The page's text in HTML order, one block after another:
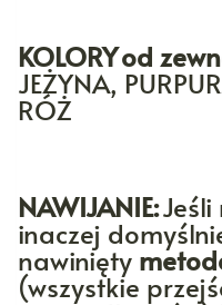
KOLORYod
JEŻYNA,
RÓŻ
NAWIJANIE:
inaczej
nawinięty
(wszystkie